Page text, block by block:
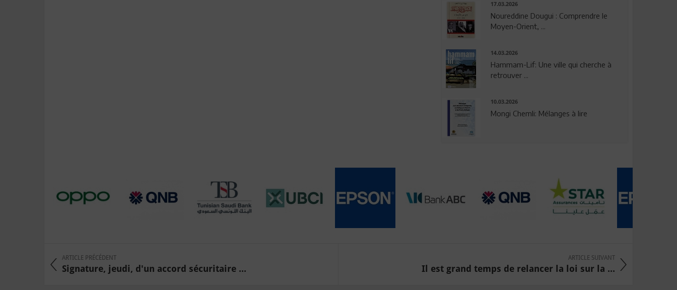
17.03.2026
Noureddine Dougui : Comprendre le
Moyen-Orient, ...
14.03.2026
Hammam-Lif: Une ville qui cherche à
retrouver ...
10.03.2026
Mongi Chemli: Mélanges à lire
ARTICLE PRÉCÉDENT
Signature, jeudi, d'un accord sécuritaire ...
ARTICLE SUIVANT
Il est grand temps de relancer la loi sur la ...